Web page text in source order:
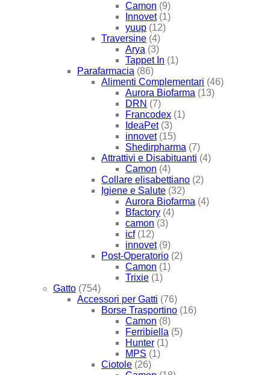
Camon (9)
Innovet (1)
yuup (12)
Traversine (4)
Arya (3)
Tappet In (1)
Parafarmacia (86)
Alimenti Complementari (46)
Aurora Biofarma (13)
DRN (7)
Francodex (1)
IdeaPet (3)
innovet (15)
Shedirpharma (7)
Attrattivi e Disabituanti (4)
Camon (4)
Collare elisabettiano (2)
Igiene e Salute (32)
Aurora Biofarma (4)
Bfactory (4)
camon (3)
icf (12)
innovet (9)
Post-Operatorio (2)
Camon (1)
Trixie (1)
Gatto (754)
Accessori per Gatti (76)
Borse Trasportino (16)
Camon (8)
Ferribiella (5)
Hunter (1)
MPS (1)
Ciotole (26)